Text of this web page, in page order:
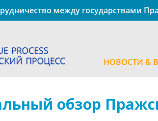
между государствами
НОВОСТИ &
обзор